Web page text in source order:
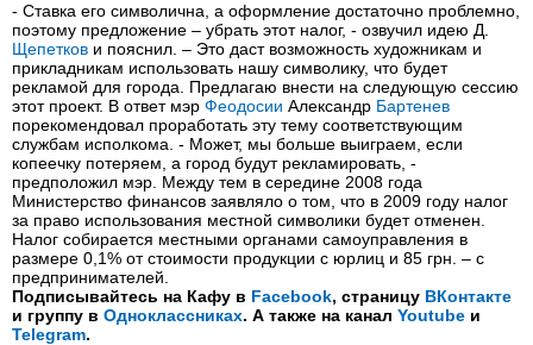
- Ставка его символична, а оформление достаточно проблемно,
поэтому предложение – убрать этот налог, - озвучил идею Д.
Щепетков и пояснил. – Это даст возможность художникам и
прикладникам использовать нашу символику, что будет
рекламой для города. Предлагаю внести на следующую сессию
этот проект. В ответ мэр Феодосии Александр Бартенев
порекомендовал проработать эту тему соответствующим
службам исполкома. - Может, мы больше выиграем, если
копеечку потеряем, а город будут рекламировать, -
предположил мэр. Между тем в середине 2008 года
Министерство финансов заявляло о том, что в 2009 году налог
за право использования местной символики будет отменен.
Налог собирается местными органами самоуправления в
размере 0,1% от стоимости продукции с юрлиц и 85 грн. – с
предпринимателей.
Подписывайтесь на Кафу в Facebook, страницу ВКонтакте
и группу в Одноклассниках. А также на канал Youtube и
Telegram.